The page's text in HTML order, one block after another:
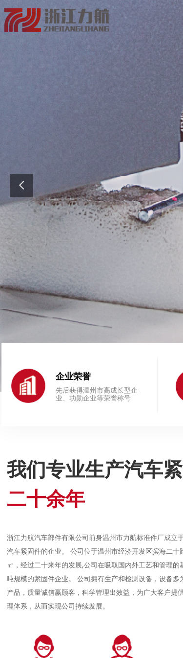
科学管理出效
紧
公司在吸取国
种，年产量
READ MORE
企业荣誉
先后获得温州市高成长型企
业、功勋企业等荣誉称号
我们专业生产汽车
二十余年
浙江力航汽车部件有限公司前身温州市力航标准件厂成
汽车紧固件的企业。 公司位于温州市经济开发区滨海二
㎡，经过二十来年的发展,公司在吸取国内外工艺和管理
吨规模的紧固件企业。 公司拥有生产和检测设备，设备
产品，质量诚信赢顾客，科学管理出效益，为广大客户提
理体系，从而实现公司持续发展。